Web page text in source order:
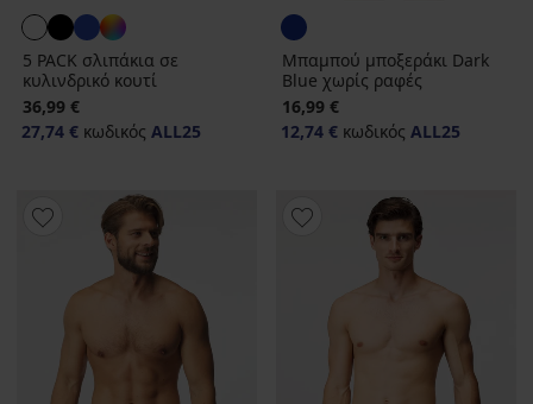
5 PACK σλιπάκια σε
κυλινδρικό κουτί
36,99 €
27,74 € κωδικός ALL25
Μπαμπού μποξεράκι Dark
Blue χωρίς ραφές
16,99 €
12,74 € κωδικός ALL25